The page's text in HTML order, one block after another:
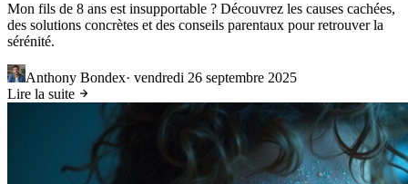
Mon fils de 8 ans est insupportable ? Découvrez les causes cachées,
des solutions concrètes et des conseils parentaux pour retrouver la
sérénité.
Anthony Bondex· vendredi 26 septembre 2025
Lire la suite